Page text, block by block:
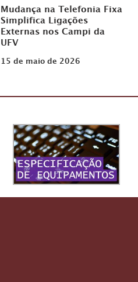
Mudança na Telefonia Fixa
Simplifica Ligações
Externas nos Campi da
UFV
15 de maio de 2026